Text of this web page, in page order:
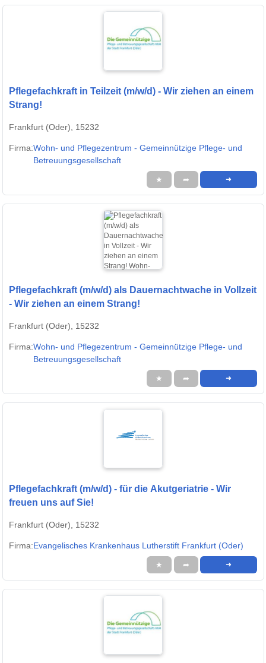
Pflegefachkraft in Teilzeit (m/w/d) - Wir ziehen an einem
Strang!
Frankfurt (Oder), 15232
Firma:Wohn- und Pflegezentrum - Gemeinnützige Pflege- und
Betreuungsgesellschaft
★ ➦ ➜
Pflegefachkraft (m/w/d) als Dauernachtwache in Vollzeit
- Wir ziehen an einem Strang!
Frankfurt (Oder), 15232
Firma:Wohn- und Pflegezentrum - Gemeinnützige Pflege- und
Betreuungsgesellschaft
★ ➦ ➜
Pflegefachkraft (m/w/d) - für die Akutgeriatrie - Wir
freuen uns auf Sie!
Frankfurt (Oder), 15232
Firma:Evangelisches Krankenhaus Lutherstift Frankfurt (Oder)
★ ➦ ➜